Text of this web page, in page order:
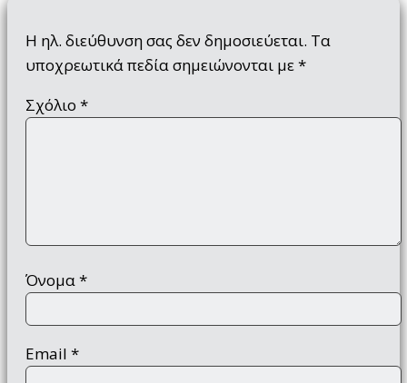
Η ηλ. διεύθυνση σας δεν δημοσιεύεται. Τα
υποχρεωτικά πεδία σημειώνονται με*
Σχόλιο *
Όνομα*
Email *